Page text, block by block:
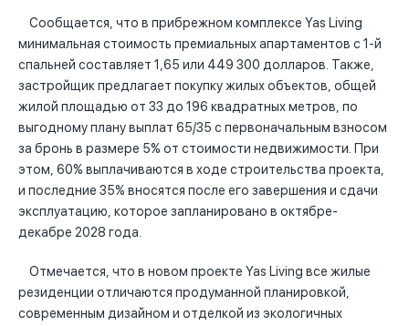
Сообщается, что в прибрежном комплексе Yas Living
минимальная стоимость премиальных апартаментов с 1-й
спальней составляет 1,65 или 449 300 долларов. Также,
застройщик предлагает покупку жилых объектов, общей
жилой площадью от 33 до 196 квадратных метров, по
выгодному плану выплат 65/35 с первоначальным взносом
за бронь в размере 5% от стоимости недвижимости. При
этом, 60% выплачиваются в ходе строительства проекта,
и последние 35% вносятся после его завершения и сдачи
эксплуатацию, которое запланировано в октябре-
декабре 2028 года.
Отмечается, что в новом проекте Yas Living все жилые
резиденции отличаются продуманной планировкой,
современным дизайном и отделкой из экологичных